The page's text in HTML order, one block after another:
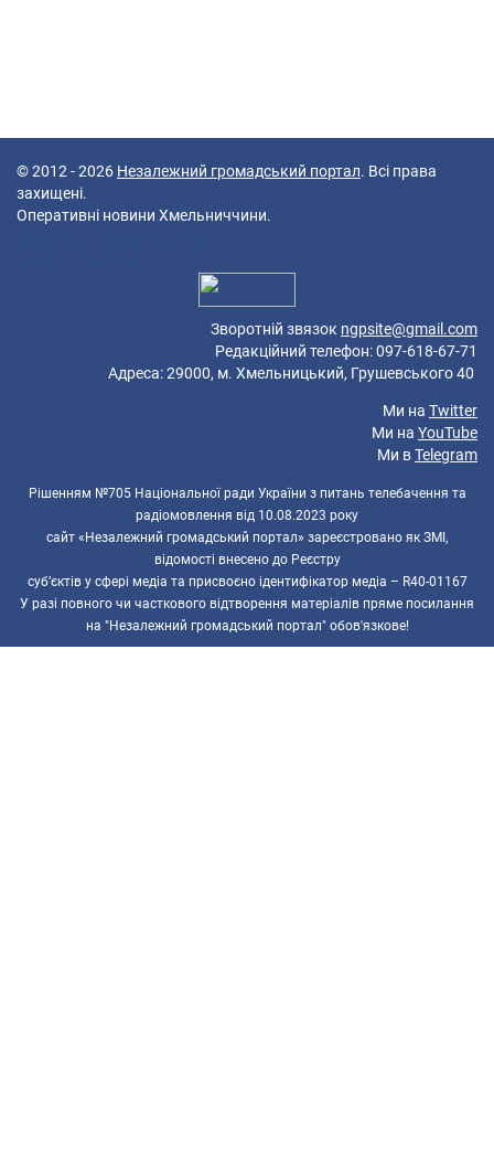
© 2012 - 2026 Незалежний громадський портал. Всі права
захищені.
Оперативні новини Хмельниччини.
Зворотній звязок ngpsite@gmail.com
Редакційний телефон: 097-618-67-71
Адреса: 29000, м. Хмельницький, Грушевського 40
Ми на Twitter
Ми на YouTube
Ми вTelegram
Рішенням №705 Національної ради України з питань телебачення та
радіомовлення від 10.08.2023 року
сайт «Незалежний громадський портал» зареєстровано як ЗМІ,
відомості внесено до Реєстру
суб’єктів у сфері медіа та присвоєно ідентифікатор медіа – R40-01167
У разі повного чи часткового відтворення матеріалів пряме посилання
на "Незалежний громадський портал" обов'язкове!